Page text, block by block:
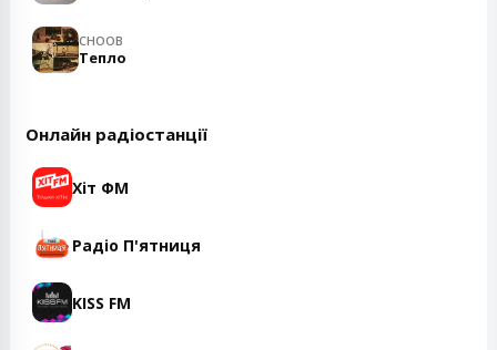
CHOOB
Тепло
Онлайн радіостанції
Хіт ФМ
Радіо П'ятниця
KISS FM